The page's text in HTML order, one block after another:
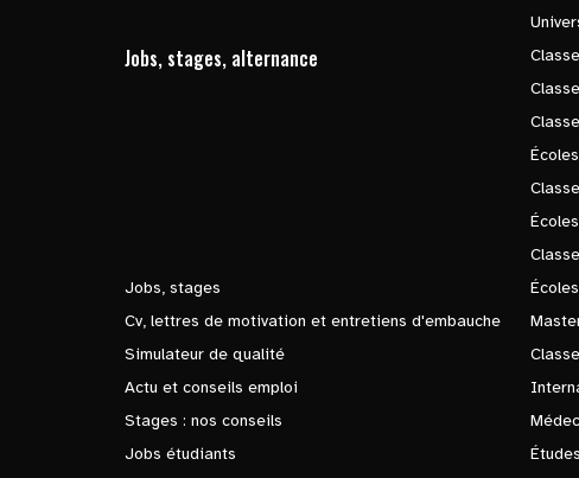
Jobs, stages, alternance
Jobs, stages
Cv, lettres de motivation et entretiens d'embauche
Simulateur de qualité
Actu et conseils emploi
Stages : nos conseils
Jobs étudiants